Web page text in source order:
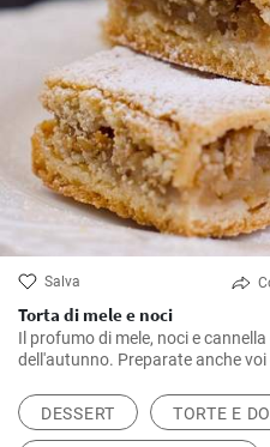
Salva
Torta di mele e noci
Il profumo di mele, noci e
dell'autunno. Preparate anche
DESSERT TORTE E